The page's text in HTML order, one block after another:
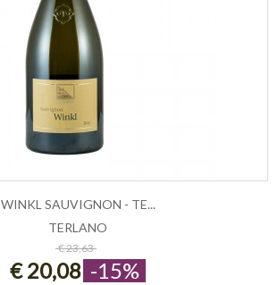
ESAURITO
WINKL SAUVIGNON - TE...
TERLANO
€ 23,63
€ 20,08 -15%